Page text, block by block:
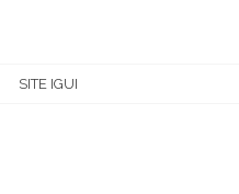
SITE IGUI